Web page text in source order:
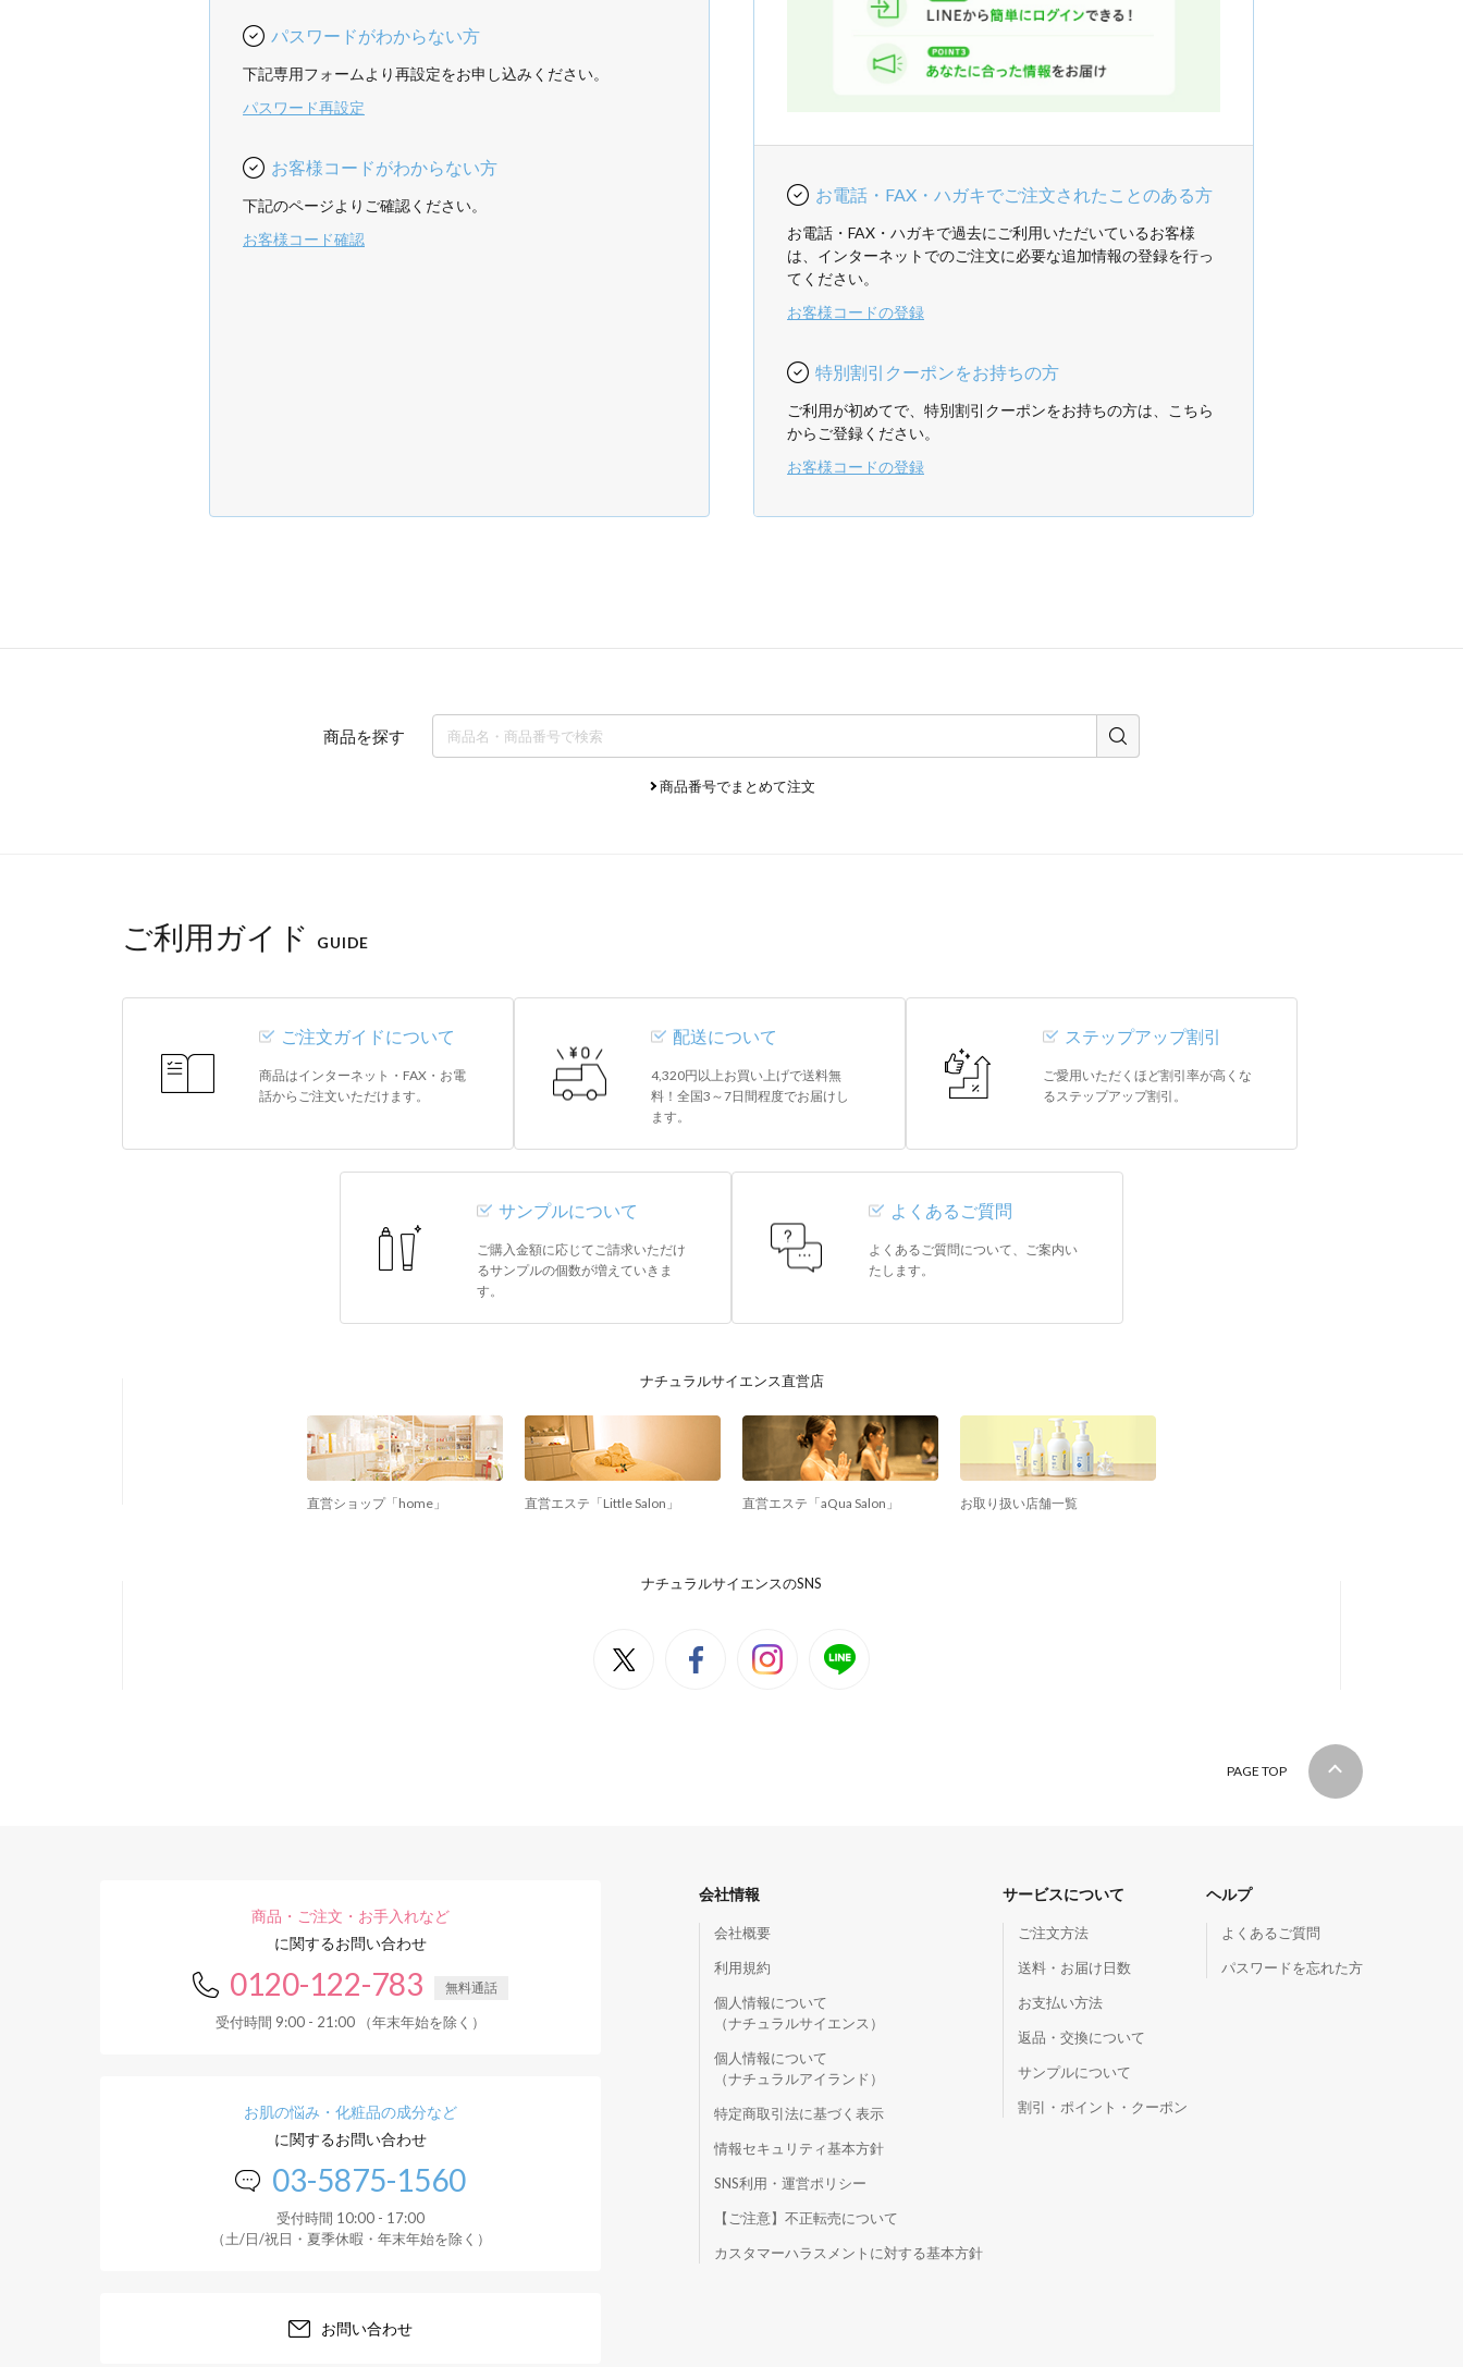
パスワードがわからない方
下記専用フォームより再設定をお申し込みください。
パスワード再設定
お客様コードがわからない方
下記のページよりご確認ください。
お客様コード確認
お電話・FAX・ハガキでご注文されたことのある方
お電話・FAX・ハガキで過去にご利用いただいているお客様
は、インターネットでのご注文に必要な追加情報の登録を行っ
てください。
お客様コードの登録
特別割引クーポンをお持ちの方
ご利用が初めてで、特別割引クーポンをお持ちの方は、こちら
からご登録ください。
お客様コードの登録
商品を探す
商品番号でまとめて注文
ご利用ガイド GUIDE
ご注文ガイドについて
商品はインターネット・FAX・お電
話からご注文いただけます。
配送について
4,320円以上お買い上げで送料無
料！全国3～7日間程度でお届けし
ます。
ステップアップ割引
ご愛用いただくほど割引率が高くな
るステップアップ割引。
サンプルについて
ご購入金額に応じてご請求いただけ
るサンプルの個数が増えていきま
す。
よくあるご質問
よくあるご質問について、ご案内い
たします。
ナチュラルサイエンス直営店
直営ショップ「home」 直営エステ「Little Salon」 直営エステ「aQua Salon」 お取り扱い店舗一覧
ナチュラルサイエンスのSNS
PAGE TOP
商品・ご注文・お手入れなど
に関するお問い合わせ
0120-122-783 無料通話
受付時間 9:00 - 21:00 （年末年始を除く）
お肌の悩み・化粧品の成分など
に関するお問い合わせ
03-5875-1560
受付時間 10:00 - 17:00
（土/日/祝日・夏季休暇・年末年始を除く）
お問い合わせ
会社情報
会社概要
利用規約
個人情報について
（ナチュラルサイエンス）
個人情報について
（ナチュラルアイランド）
特定商取引法に基づく表示
情報セキュリティ基本方針
SNS利用・運営ポリシー
【ご注意】不正転売について
カスタマーハラスメントに対する基本方針
サービスについて
ご注文方法
送料・お届け日数
お支払い方法
返品・交換について
サンプルについて
割引・ポイント・クーポン
ヘルプ
よくあるご質問
パスワードを忘れた方